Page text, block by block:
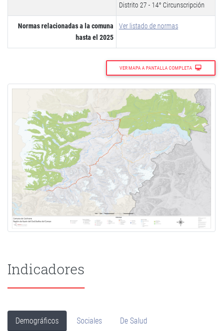
Distrito 27 - 14° Circunscripción
Normas relacionadas a la comuna
hasta el 2025
Ver listado de normas
VER MAPA A PANTALLA COMPLETA
Indicadores
Demográficos Sociales De Salud